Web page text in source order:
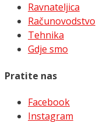
Ravnateljica
Računovodstvo
Tehnika
Gdje smo
Pratite nas
Facebook
Instagram